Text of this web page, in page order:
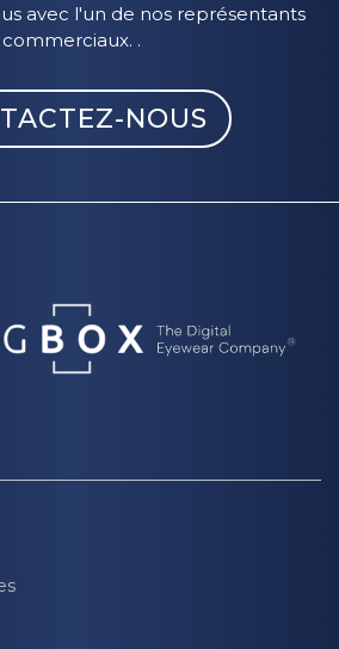
avec l'un de nos représentants
commerciaux. .
NOUS